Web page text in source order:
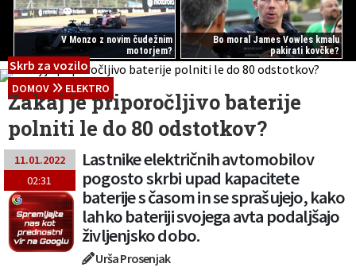
V Monzo z novim čudežnim
motorjem?
Bo moral James Vowles kmalu
pakirati kovčke?
DOMOV ELEKTRO
Skrb za vozilo
Zakaj je priporočljivo baterije
polniti le do 80 odstotkov?
11.01.2022
02:31
Lastnike električnih avtomobilov
pogosto skrbi upad kapacitete
baterije s časom in se sprašujejo, kako
lahko bateriji svojega avta podaljšajo
življenjsko dobo.
Urša Prosenjak